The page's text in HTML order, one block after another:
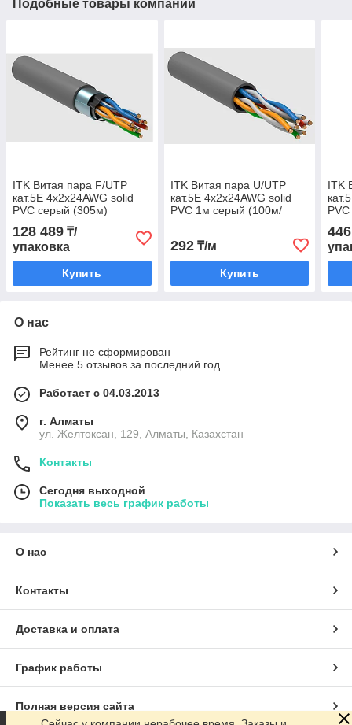
Подобные товары компании
ITK Витая пара F/UTP
кат.5E 4х2х24AWG solid
PVC серый (305м)
128 489 ₸/
упаковка
Купить
ITK Витая пара U/UTP
кат.5E 4х2х24AWG solid
PVC 1м серый (100м/
292₸/м
Купить
ITK
О нас
Рейтинг не сформирован
Менее 5 отзывов за последний год
Работает с 04.03.2013
г. Алматы
ул. Желтоксан, 129, Алматы, Казахстан
Контакты
Сегодня выходной
Показать весь график работы
О нас
Контакты
Доставка и оплата
График работы
Полная версия сайта